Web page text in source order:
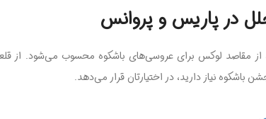
باشکوه نیاز دارید، در اختیارتان قرار می‌دهد.